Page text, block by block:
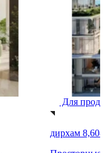
Для
дирхам